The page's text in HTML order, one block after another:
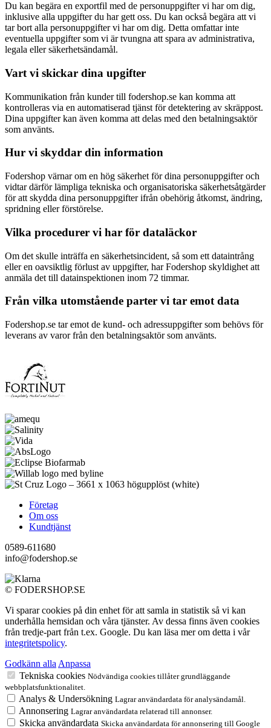
Du kan begära en exportfil med de personuppgifter vi har om dig,
inklusive alla uppgifter du har gett oss. Du kan också begära att vi
tar bort alla personuppgifter vi har om dig. Detta omfattar inte
eventuella uppgifter som vi är tvungna att spara av administrativa,
legala eller säkerhetsändamål.
Vart vi skickar dina upgifter
Kommunikation från kunder till fodershop.se kan komma att
kontrolleras via en automatiserad tjänst för detektering av skräppost.
Dina uppgifter kan även komma att delas med den betalningsaktör
som använts.
Hur vi skyddar din information
Fodershop värnar om en hög säkerhet för dina personuppgifter och
vidtar därför lämpliga tekniska och organisatoriska säkerhetsåtgärder
för att skydda dina personuppgifter ifrån obehörig åtkomst, ändring,
spridning eller förstörelse.
Vilka procedurer vi har för dataläckor
Om det skulle inträffa en säkerhetsincident, så som ett dataintrång
eller en oavsiktlig förlust av uppgifter, har Fodershop skyldighet att
anmäla det till datainspektionen inom 72 timmar.
Från vilka utomstående parter vi tar emot data
Fodershop.se tar emot de kund- och adressuppgifter som behövs för
leverans av varor från den betalningsaktör som använts.
Företag
Om oss
Kundtjänst
0589-611680
info@fodershop.se
© FODERSHOP.SE
Vi sparar cookies på din enhet för att samla in statistik så vi kan
underhålla hemsidan och våra tjänster. Av dessa finns även cookies
från tredje-part från t.ex. Google. Du kan läsa mer om detta i vår
integritetspolicy.
Godkänn alla Anpassa
Tekniska cookies Nödvändiga cookies tillåter grundläggande
webbplatsfunktionalitet.
Analys & Undersökning Lagrar användardata för analysändamål.
Annonsering Lagrar användardata relaterad till annonser.
Skicka användardata Skicka användardata för annonsering till Google